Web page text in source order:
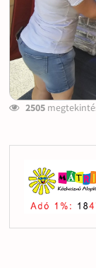
2505